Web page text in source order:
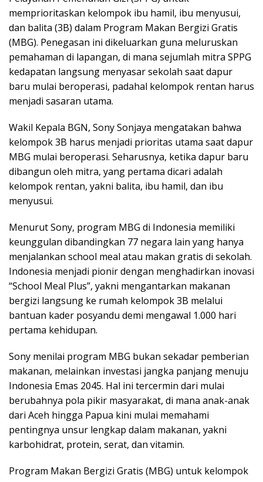
memprioritaskan kelompok ibu hamil, ibu menyusui,
dan balita (3B) dalam Program Makan Bergizi Gratis
(MBG). Penegasan ini dikeluarkan guna meluruskan
pemahaman di lapangan, di mana sejumlah mitra SPPG
kedapatan langsung menyasar sekolah saat dapur
baru mulai beroperasi, padahal kelompok rentan harus
menjadi sasaran utama.
Wakil Kepala BGN, Sony Sonjaya mengatakan bahwa
kelompok 3B harus menjadi prioritas utama saat dapur
MBG mulai beroperasi. Seharusnya, ketika dapur baru
dibangun oleh mitra, yang pertama dicari adalah
kelompok rentan, yakni balita, ibu hamil, dan ibu
menyusui.
Menurut Sony, program MBG di Indonesia memiliki
keunggulan dibandingkan 77 negara lain yang hanya
menjalankan school meal atau makan gratis di sekolah.
Indonesia menjadi pionir dengan menghadirkan inovasi
“School Meal Plus”, yakni mengantarkan makanan
bergizi langsung ke rumah kelompok 3B melalui
bantuan kader posyandu demi mengawal 1.000 hari
pertama kehidupan.
Sony menilai program MBG bukan sekadar pemberian
makanan, melainkan investasi jangka panjang menuju
Indonesia Emas 2045. Hal ini tercermin dari mulai
berubahnya pola pikir masyarakat, di mana anak-anak
dari Aceh hingga Papua kini mulai memahami
pentingnya unsur lengkap dalam makanan, yakni
karbohidrat, protein, serat, dan vitamin.
Program Makan Bergizi Gratis (MBG) untuk kelompok